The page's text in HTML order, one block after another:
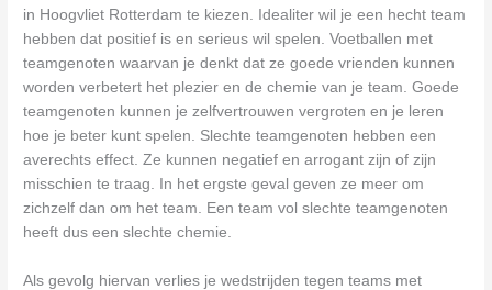
in Hoogvliet Rotterdam te kiezen. Idealiter wil je een hecht team
hebben dat positief is en serieus wil spelen. Voetballen met
teamgenoten waarvan je denkt dat ze goede vrienden kunnen
worden verbetert het plezier en de chemie van je team. Goede
teamgenoten kunnen je zelfvertrouwen vergroten en je leren
hoe je beter kunt spelen. Slechte teamgenoten hebben een
averechts effect. Ze kunnen negatief en arrogant zijn of zijn
misschien te traag. In het ergste geval geven ze meer om
zichzelf dan om het team. Een team vol slechte teamgenoten
heeft dus een slechte chemie.
Als gevolg hiervan verlies je wedstrijden tegen teams met